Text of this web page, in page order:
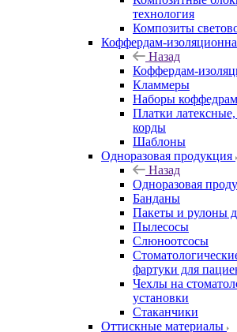
технология
Композиты
Коффердам-
Назад
Коффердам-
Кламмеры
Наборы
Платки
корды
Шаблоны
Одноразовая продукция
Назад
Одноразовая
Банданы
Пакеты и рулоны
Пылесосы
Слюноотсосы
фартуки для
Чехлы на
установки
Стаканчики
Оттискные материалы